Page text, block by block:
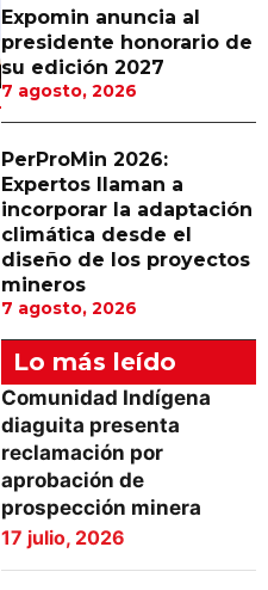
Expomin anuncia al
presidente honorario de
su edición 2027
7 agosto, 2026
PerProMin 2026:
Expertos llaman a
incorporar la adaptación
climática desde el
diseño de los proyectos
mineros
7 agosto, 2026
Lo más leído
Comunidad Indígena
diaguita presenta
reclamación por
aprobación de
prospección minera
17 julio, 2026